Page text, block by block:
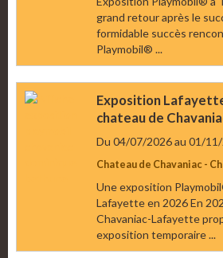
grand retour après le
formidable succès
Playmobil® ...
Exposition
chateau de
Du 04/07/2026au 01/
Chateau de Chavaniac -
Une exposition
Lafayette en 2026 En
Chavaniac-Lafayette
exposition temporaire ...